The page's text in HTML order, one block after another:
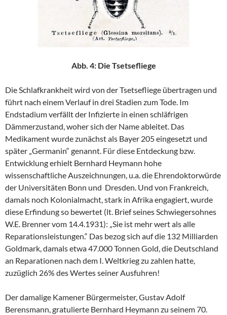
Abb. 4: Die Tsetsefliege
Die Schlafkrankheit wird von der Tsetsefliege übertragen und
führt nach einem Verlauf in drei Stadien zum Tode. Im
Endstadium verfällt der Infizierte in einen schläfrigen
Dämmerzustand, woher sich der Name ableitet. Das
Medikament wurde zunächst als Bayer 205 eingesetzt und
später „Germanin“ genannt. Für diese Entdeckung bzw.
Entwicklung erhielt Bernhard Heymann hohe
wissenschaftliche Auszeichnungen, u.a. die Ehrendoktorwürde
der Universitäten Bonn und Dresden. Und von Frankreich,
damals noch Kolonialmacht, stark in Afrika engagiert, wurde
diese Erfindung so bewertet (lt. Brief seines Schwiegersohnes
W.E. Brenner vom 14.4.1931): „Sie ist mehr wert als alle
Reparationsleistungen.“ Das bezog sich auf die 132 Milliarden
Goldmark, damals etwa 47.000 Tonnen Gold, die Deutschland
an Reparationen nach dem I. Weltkrieg zu zahlen hatte,
zuzüglich 26% des Wertes seiner Ausfuhren!
Der damalige Kamener Bürgermeister, Gustav Adolf
Berensmann, gratulierte Bernhard Heymann zu seinem 70.